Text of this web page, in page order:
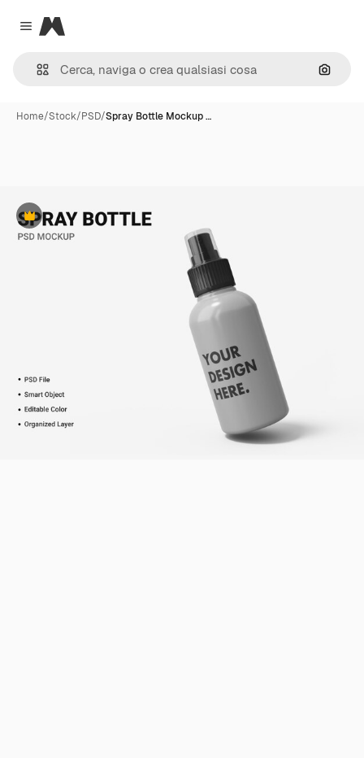
Close menu
Magnific
Cerca
Home/Stock/PSD/Spray Bottle Mockup …
Premium